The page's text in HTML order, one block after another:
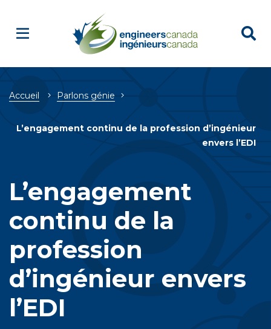
Breadcrumb
Accueil Parlons génie
L’engagement continu de la profession d’ingénieur
envers l’EDI
L’engagement
continu de la
profession
d’ingénieur envers
l’EDI